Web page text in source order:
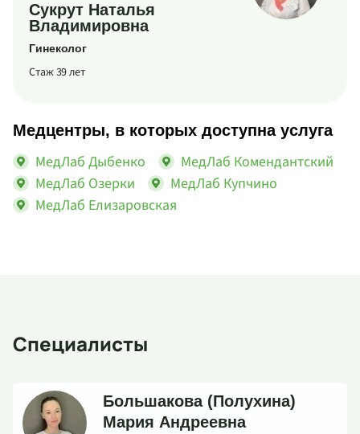
Сукрут Наталья
Владимировна
Гинеколог
Стаж 39 лет
Медцентры, в которых доступна услуга
МедЛаб Дыбенко
МедЛаб Комендантский
МедЛаб Озерки
МедЛаб Купчино
МедЛаб Елизаровская
Специалисты
Большакова (Полухина)
Мария Андреевна